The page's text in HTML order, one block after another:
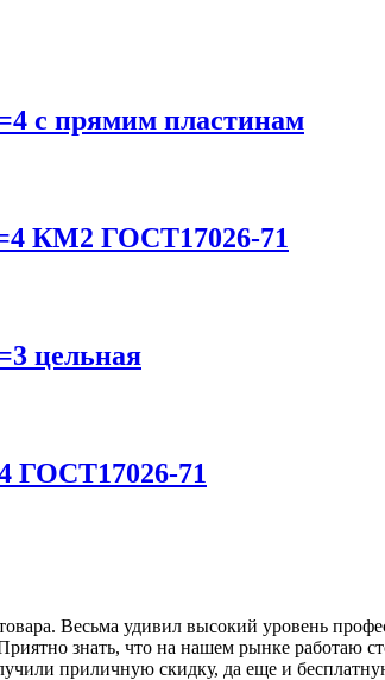
с прямим пластинам
КМ2 ГОСТ17026-71
цельная
ГОСТ17026-71
Весьма удивил высокий уровень
знать, что на нашем рынке работаю
приличную скидку, да еще и